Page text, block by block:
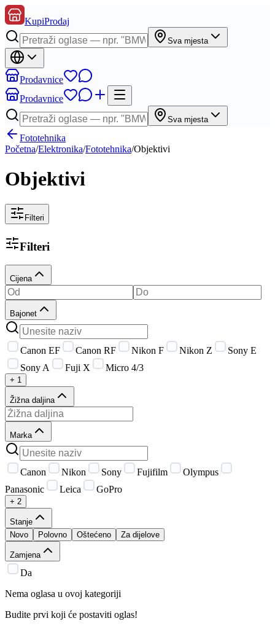
KupiProdaj
Sva mjesta
Prodavnice
Prodavnice
Sva mjesta
Fototehnika
Početna/Elektronika/Fototehnika/Objektivi
Objektivi
Filteri
Filteri
Cijena
Bajonet
Canon EF Canon RF Nikon F Nikon Z
Sony E
Sony A
Fuji X Micro 4/3
+ 1
Žižna daljina
Marka
Canon Nikon Sony Fujifilm
Olympus
Panasonic
Leica GoPro
+ 2
Stanje
Novo
Polovno Oštećeno Za dijelove
Zamjena
Da
Nema oglasa u ovoj kategoriji
Budite prvi koji će postaviti oglas!